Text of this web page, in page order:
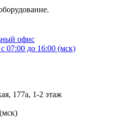
офис
07:00 до 16:00 (мск)
177а, ​1-2 этаж